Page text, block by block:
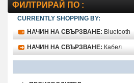
ФИЛТРИРАЙ ПО :
CURRENTLY SHOPPING BY:
НАЧИН НА СВЪРЗВАНЕ: Bluetooth
НАЧИН НА СВЪРЗВАНЕ: Кабел